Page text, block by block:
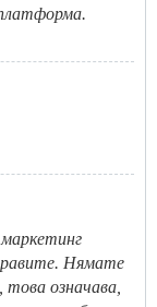
Нямате
означава,